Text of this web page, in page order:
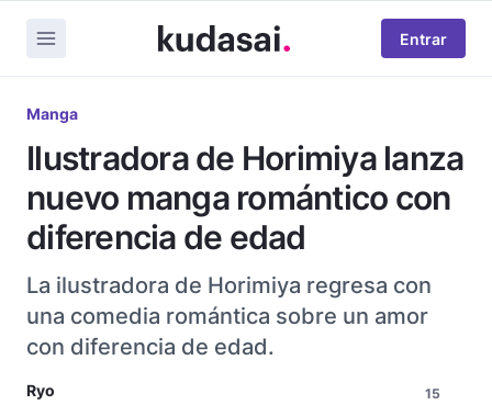
Entrar
Manga
Ilustradora de Horimiya lanza
nuevo manga romántico con
diferencia de edad
La ilustradora de Horimiya regresa con
una comedia romántica sobre un amor
con diferencia de edad.
Ryo 15